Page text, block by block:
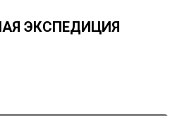
ЭКСПЕДИЦИЯ